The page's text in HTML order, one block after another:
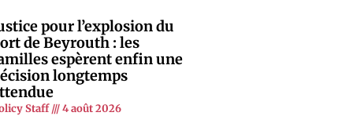
pour l’explosion du
de Beyrouth : les
espèrent enfin une
longtemps
Staff 4 août 2026